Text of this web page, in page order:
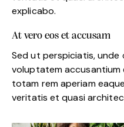
explicabo.
At vero eos et accusam
Sed ut perspiciatis,
voluptatem accusantium
totam rem aperiam
veritatis et quasi